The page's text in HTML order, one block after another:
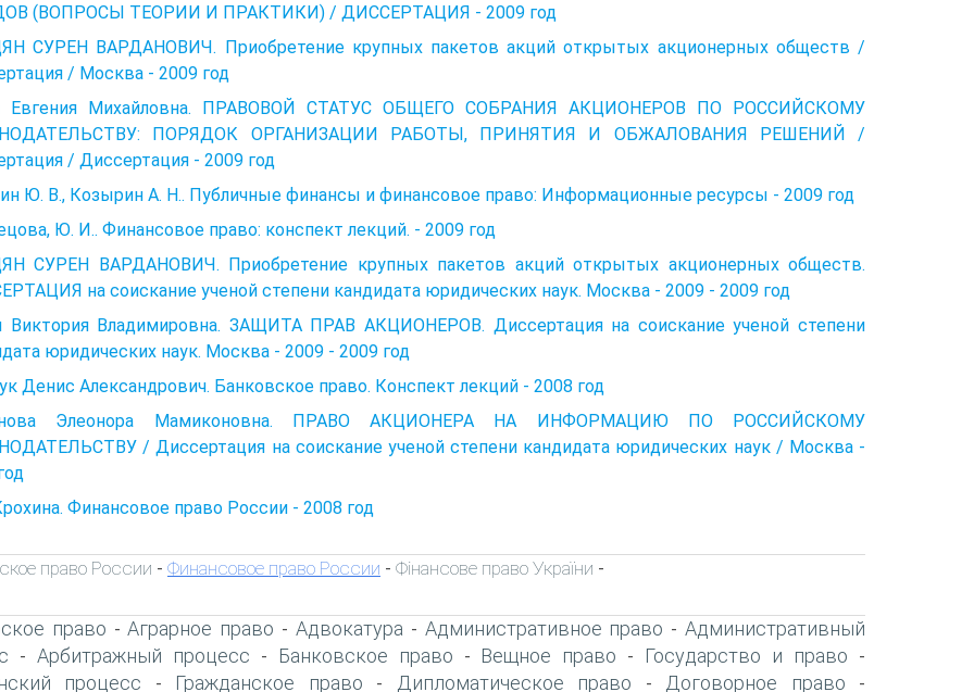
(ВОПРОСЫ ТЕОРИИ И ПРАКТИКИ) / ДИССЕРТАЦИЯ - 2009 год
СУРЕН ВАРДАНОВИЧ. Приобретение крупных пакетов акций открытых акционерных обществ /
/ Москва - 2009 год
Евгения Михайловна. ПРАВОВОЙ СТАТУС ОБЩЕГО СОБРАНИЯ АКЦИОНЕРОВ ПО РОССИЙСКОМУ
ПОРЯДОК ОРГАНИЗАЦИИ РАБОТЫ, ПРИНЯТИЯ И ОБЖАЛОВАНИЯ РЕШЕНИЙ /
/ Диссертация - 2009 год
Ю. В., Козырин А. Н.. Публичные финансы и финансовое право: Информационные ресурсы - 2009 год
Ю. И.. Финансовое право: конспект лекций. - 2009 год
СУРЕН ВАРДАНОВИЧ. Приобретение крупных пакетов акций открытых акционерных обществ.
на соискание ученой степени кандидата юридических наук. Москва - 2009 - 2009 год
Виктория Владимировна. ЗАЩИТА ПРАВ АКЦИОНЕРОВ. Диссертация на соискание ученой степени
юридических наук. Москва - 2009 - 2009 год
Денис Александрович. Банковское право. Конспект лекций - 2008 год
Элеонора Мамиконовна. ПРАВО АКЦИОНЕРА НА ИНФОРМАЦИЮ ПО РОССИЙСКОМУ
/ Диссертация на соискание ученой степени кандидата юридических наук / Москва -
Финансовое право России - 2008 год
право России - Финансовое право России - Фінансове право України -
право -Аграрное право - Адвокатура - Административное право -Административный
- Арбитражный процесс - Банковское право - Вещное право - Государство и право -
процесс - Гражданское право - Дипломатическое право - Договорное право -